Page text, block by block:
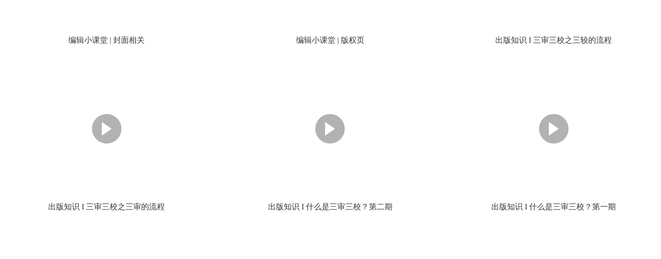
编辑小课堂 | 封面相关 编辑小课堂 | 版权页 出版知识 I 三审三校之三较的流程
出版知识 I 三审三校之三审的流程 出版知识 I 什么是三审三校？第二期 出版知识 I 什么是三审三校？第一期